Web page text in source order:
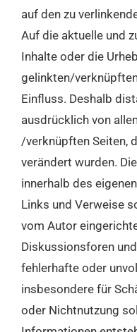
auf den zu
Auf die aktuelle und
Inhalte oder die
gelinkten/
Einfluss. Deshalb
ausdrücklich von
/verknüpften Seiten,
verändert wurden.
innerhalb des
Links und Verweise
vom Autor
Diskussionsforen
fehlerhafte oder
insbesondere für
oder Nichtnutzung